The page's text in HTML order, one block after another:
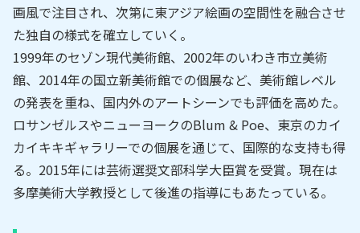
画風で注目され、次第に東アジア絵画の空間性を融合させ
た独自の様式を確立していく。
1999年のセゾン現代美術館、2002年のいわき市立美術
館、2014年の国立新美術館での個展など、美術館レベル
の発表を重ね、国内外のアートシーンでも評価を高めた。
ロサンゼルスやニューヨークのBlum & Poe、東京のカイ
カイキキギャラリーでの個展を通じて、国際的な支持も得
る。2015年には芸術選奨文部科学大臣賞を受賞。現在は
多摩美術大学教授として後進の指導にもあたっている。